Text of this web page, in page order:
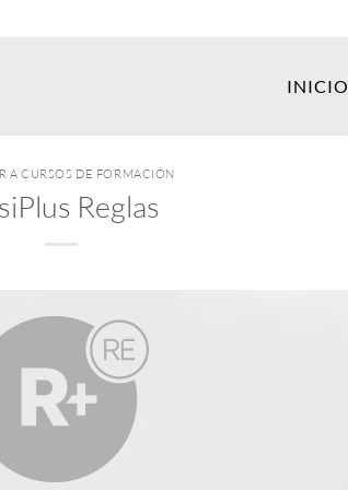
INICIO
A CURSOS DE FORMACIÓN
Reglas